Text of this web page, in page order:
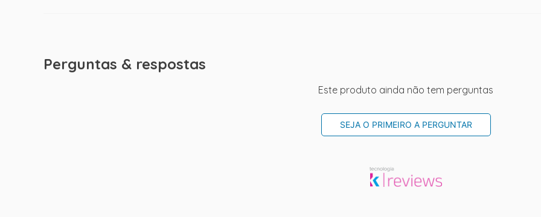
Perguntas & respostas
Este produto ainda não tem perguntas
SEJA O PRIMEIRO A PERGUNTAR